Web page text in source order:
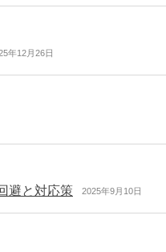
年12月26日
避と対応策 2025年9月10日